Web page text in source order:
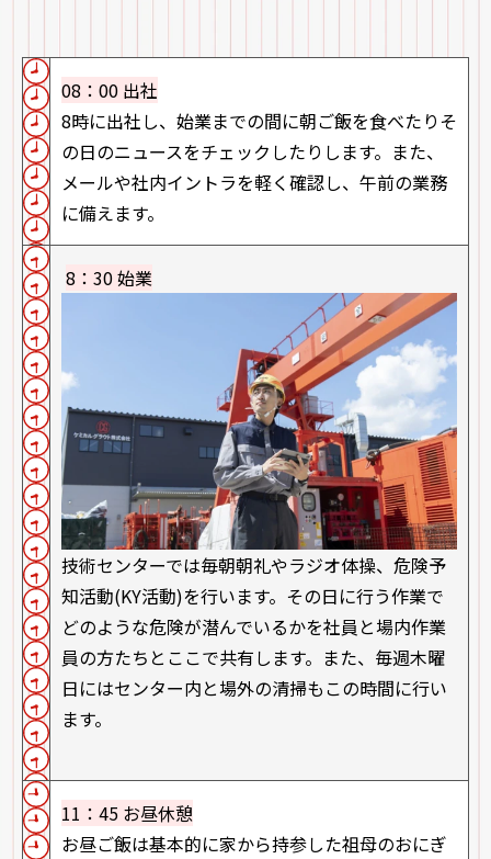
08：00 出社
8時に出社し、始業までの間に朝ご飯を食べたりそ
の日のニュースをチェックしたりします。また、
メールや社内イントラを軽く確認し、午前の業務
に備えます。
8：30 始業
技術センターでは毎朝朝礼やラジオ体操、危険予
知活動(KY活動)を行います。その日に行う作業で
どのような危険が潜んでいるかを社員と場内作業
員の方たちとここで共有します。また、毎週木曜
日にはセンター内と場外の清掃もこの時間に行い
ます。
11：45 お昼休憩
お昼ご飯は基本的に家から持参した祖母のおにぎ